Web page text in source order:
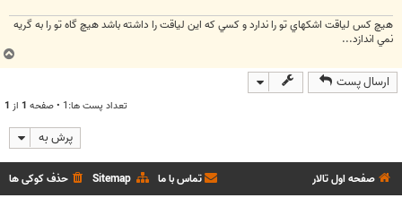
هيچ كس لياقت اشكهاي تو را ندارد و كسي كه اين لياقت را داشته باشد هيچ گاه تو را به گريه
نمي اندازد...
ارسال پست
تعداد پست ها:1 • صفحه 1 از 1
پرش به
صفحه اول تالار حذف کوکی ها Sitemap تماس با ما